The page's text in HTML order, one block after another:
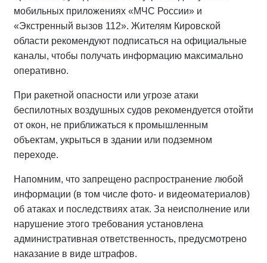
мобильных приложениях «МЧС России» и
«Экстренный вызов 112». Жителям Кировской
области рекомендуют подписаться на официальные
каналы, чтобы получать информацию максимально
оперативно.
При ракетной опасности или угрозе атаки
беспилотных воздушных судов рекомендуется отойти
от окон, не приближаться к промышленным
объектам, укрыться в здании или подземном
переходе.
Напомним, что запрещено распространение любой
информации (в том числе фото- и видеоматериалов)
об атаках и последствиях атак. За неисполнение или
нарушение этого требования установлена
административная ответственность, предусмотрено
наказание в виде штрафов.